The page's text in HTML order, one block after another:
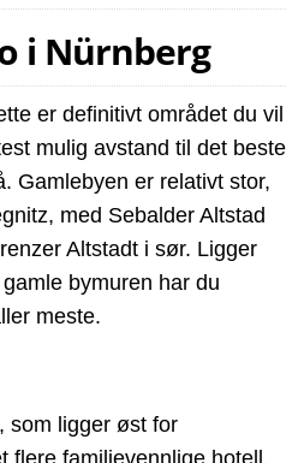
i Nürnberg
er definitivt området du vil
mulig avstand til det beste
Gamlebyen er relativt stor,
med Sebalder Altstad
Altstadt i sør. Ligger
bymuren har du
meste.
som ligger øst for
flere familievennlige hotell,